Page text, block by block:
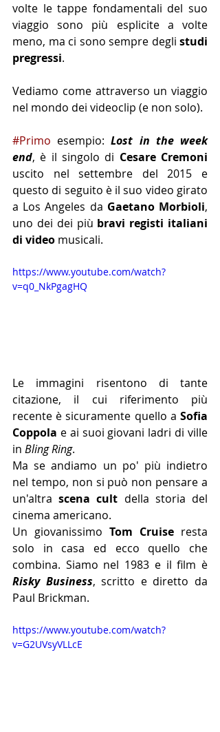
volte le tappe fondamentali del suo
viaggio sono più esplicite a volte
meno, ma ci sono sempre degli studi
pregressi.
Vediamo come attraverso un viaggio
nel mondo dei videoclip (e non solo).
#Primo esempio: Lost in the week
end, è il singolo di Cesare Cremoni
uscito nel settembre del 2015 e
questo di seguito è il suo video girato
a Los Angeles da Gaetano Morbioli,
uno dei dei più bravi registi italiani
di video musicali.
https://www.youtube.com/watch?
v=q0_NkPgagHQ
Le immagini risentono di tante
citazione, il cui riferimento più
recente è sicuramente quello a Sofia
Coppola e ai suoi giovani ladri di ville
in Bling Ring.
Ma se andiamo un po' più indietro
nel tempo, non si può non pensare a
un'altra scena cult della storia del
cinema americano.
Un giovanissimo Tom Cruise resta
solo in casa ed ecco quello che
Risky Business, scritto e diretto da
Paul Brickman.
https://www.youtube.com/watch?
v=G2UVsyVLLcE